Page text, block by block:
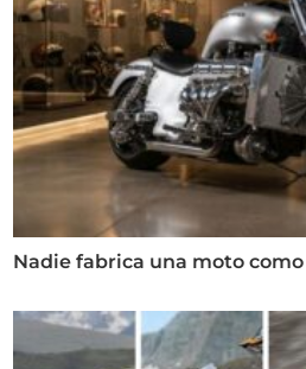
Nadie fabrica una moto como